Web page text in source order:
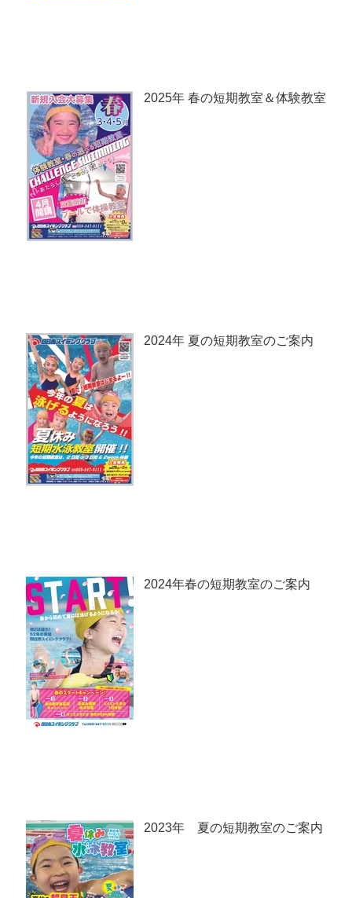
2025年 春の短期教室＆体験教室
2024年 夏の短期教室のご案内
2024年春の短期教室のご案内
2023年 夏の短期教室のご案内